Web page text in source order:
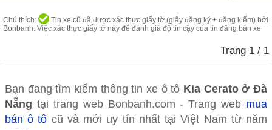
Chú thích:
Tin xe cũ đã được xác thực giấy tờ (giấy đăng ký + đăng kiểm) bởi
Bonbanh. Việc xác thực giấy tờ này để đánh giá độ tin cậy của tin đăng bán xe
Trang 1 / 1
Bạn đang tìm kiếm thông tin xe ô tô Kia Cerato ở Đà
Nẵng tại trang web Bonbanh.com - Trang web mua
bán ô tô cũ và mới uy tín nhất tại Việt Nam từ năm